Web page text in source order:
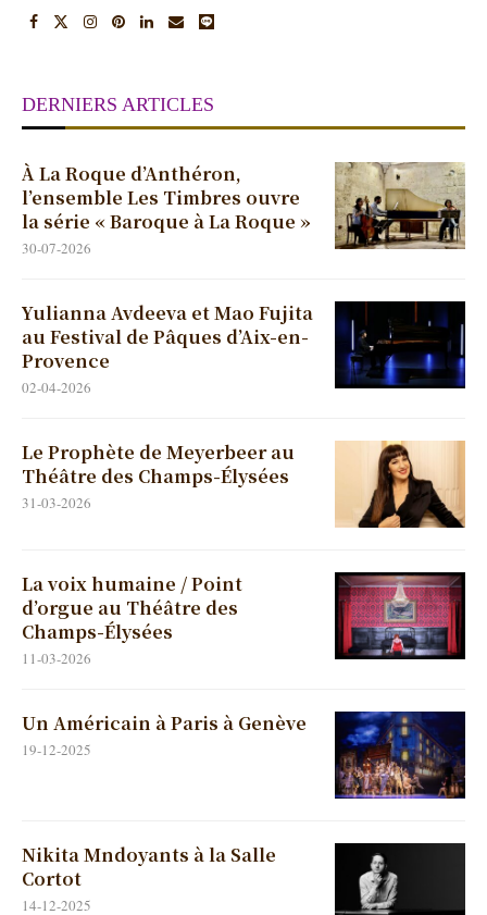
DERNIERS ARTICLES
À La Roque d’Anthéron,
l’ensemble Les Timbres ouvre
la série « Baroque à La Roque »
30-07-2026
Yulianna Avdeeva et Mao Fujita
au Festival de Pâques d’Aix-en-
Provence
02-04-2026
Le Prophète de Meyerbeer au
Théâtre des Champs-Élysées
31-03-2026
La voix humaine / Point
d’orgue au Théâtre des
Champs-Élysées
11-03-2026
Un Américain à Paris à Genève
19-12-2025
Nikita Mndoyants à la Salle
Cortot
14-12-2025